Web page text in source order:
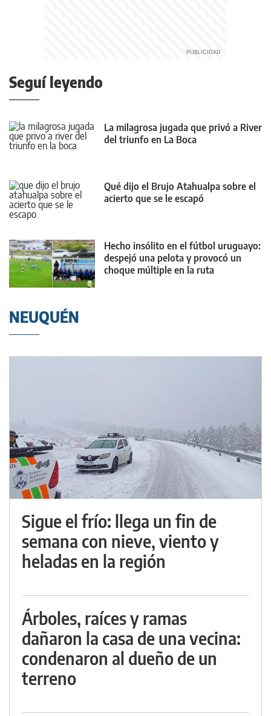
Seguí leyendo
La milagrosa jugada que privó a River
del triunfo en La Boca
Qué dijo el Brujo Atahualpa sobre el
acierto que se le escapó
Hecho insólito en el fútbol uruguayo:
despejó una pelota y provocó un
choque múltiple en la ruta
NEUQUÉN
Sigue el frío: llega un fin de
semana con nieve, viento y
heladas en la región
Árboles, raíces y ramas
dañaron la casa de una vecina:
condenaron al dueño de un
terreno